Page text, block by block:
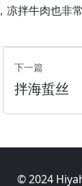
拌牛肉也非
下一篇
拌海蜇丝
© 2024